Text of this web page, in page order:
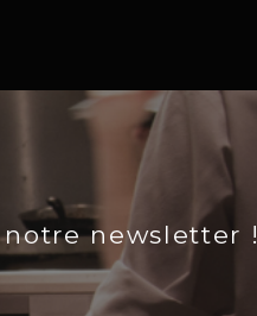
newsletter !